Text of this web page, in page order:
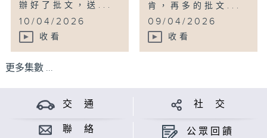
辦好了批文，送...
10/04/2026
收看
肯，再多的批文...
09/04/2026
收看
更多集數 ...
交 通 社 交
聯 絡 公眾回饋